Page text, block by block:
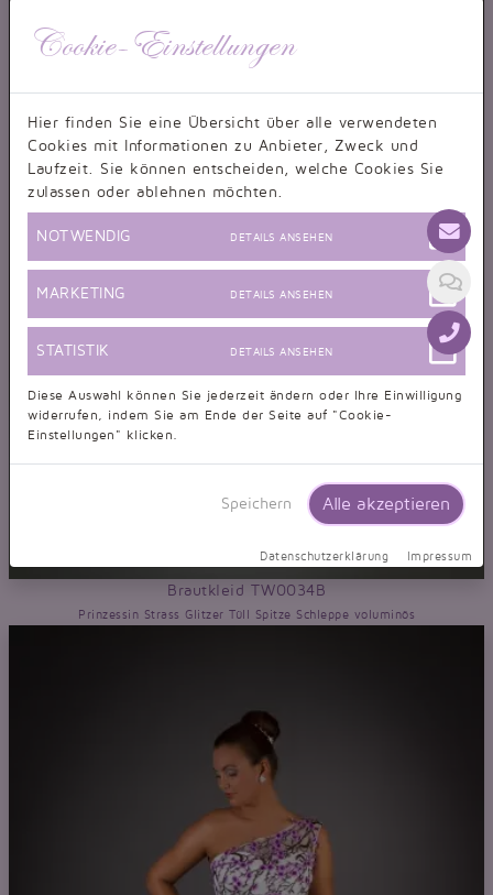
Brautkleid TW0034B
Prinzessin Strass Glitzer Tüll Spitze Schleppe voluminös
Cookie-Einstellungen
Hier finden Sie eine Übersicht über alle verwendeten
Cookies mit Informationen zu Anbieter, Zweck und
Laufzeit. Sie können entscheiden, welche Cookies Sie
zulassen oder ablehnen möchten.
NOTWENDIG DETAILS ANSEHEN
MARKETING DETAILS ANSEHEN
STATISTIK DETAILS ANSEHEN
Diese Auswahl können Sie jederzeit ändern oder Ihre Einwilligung
widerrufen, indem Sie am Ende der Seite auf "Cookie-
Einstellungen" klicken.
Speichern Alle akzeptieren
Datenschutzerklärung Impressum